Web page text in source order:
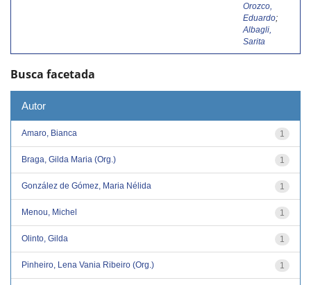
Orozco,
Eduardo;
Albagli,
Sarita
Busca facetada
Autor
1
Amaro, Bianca
1
Braga, Gilda Maria (Org.)
1
González de Gómez, Maria Nélida
1
Menou, Michel
1
Olinto, Gilda
1
Pinheiro, Lena Vania Ribeiro (Org.)